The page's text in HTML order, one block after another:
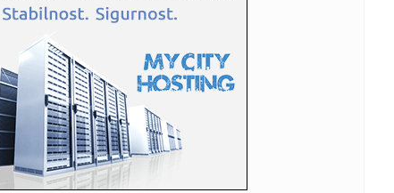
08:25:
08:24:Радосне вести из Бетаније, Нови Сад ...
08:20:Размена уџбеника у суботу, 8. ...
08:18:Вучић: Људи разумеју колико је неко ...